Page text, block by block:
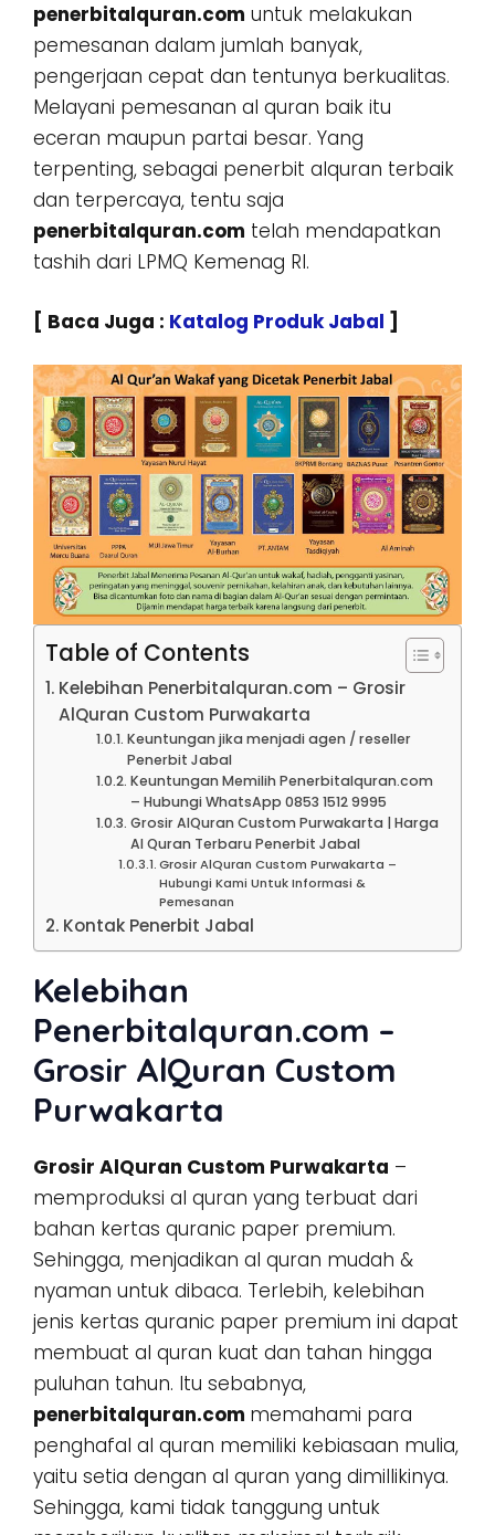
penerbitalquran.com untuk melakukan
pemesanan dalam jumlah banyak,
pengerjaan cepat dan tentunya berkualitas.
Melayani pemesanan al quran baik itu
eceran maupun partai besar. Yang
terpenting, sebagai penerbit alquran terbaik
dan terpercaya, tentu saja
penerbitalquran.com telah mendapatkan
tashih dari LPMQ Kemenag RI.
[ Baca Juga : Katalog Produk Jabal ]
Table of Contents
Kelebihan Penerbitalquran.com – Grosir
AlQuran Custom Purwakarta
Keuntungan jika menjadi agen / reseller
Penerbit Jabal
Keuntungan Memilih Penerbitalquran.com
– Hubungi WhatsApp 0853 1512 9995
Grosir AlQuran Custom Purwakarta | Harga
Al Quran Terbaru Penerbit Jabal
Grosir AlQuran Custom Purwakarta –
Hubungi Kami Untuk Informasi &
Pemesanan
Kontak Penerbit Jabal
Kelebihan
Penerbitalquran.com –
Grosir AlQuran Custom
Purwakarta
Grosir AlQuran Custom Purwakarta –
memproduksi al quran yang terbuat dari
bahan kertas quranic paper premium.
Sehingga, menjadikan al quran mudah &
nyaman untuk dibaca. Terlebih, kelebihan
jenis kertas quranic paper premium ini dapat
membuat al quran kuat dan tahan hingga
puluhan tahun. Itu sebabnya,
penerbitalquran.com memahami para
penghafal al quran memiliki kebiasaan mulia,
yaitu setia dengan al quran yang dimillikinya.
Sehingga, kami tidak tanggung untuk